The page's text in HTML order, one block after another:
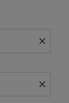
close
close